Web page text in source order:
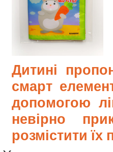
Дитині
смарт
допомогою
невірно
розмістити